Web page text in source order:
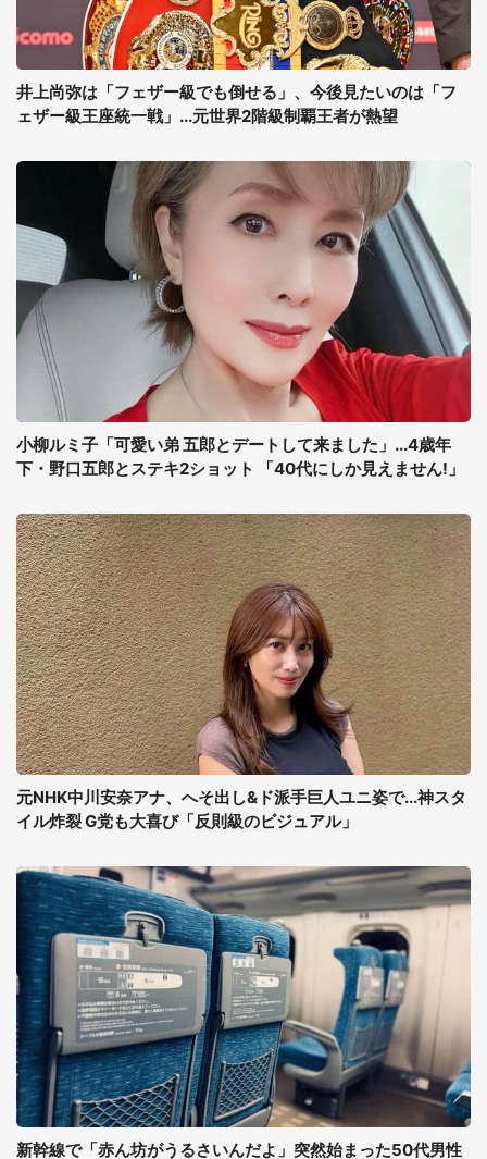
井上尚弥は「フェザー級でも倒せる」、今後見たいのは「フ
ェザー級王座統一戦」...元世界2階級制覇王者が熱望
小柳ルミ子「可愛い弟 五郎とデートして来ました」...4歳年
下・野口五郎とステキ2ショット 「40代にしか見えません!」
元NHK中川安奈アナ、へそ出し&ド派手巨人ユニ姿で...神スタ
イル炸裂 G党も大喜び「反則級のビジュアル」
新幹線で「赤ん坊がうるさいんだよ」突然始まった50代男性